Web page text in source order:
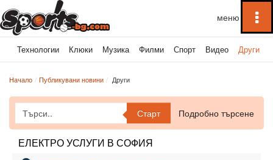
Технологии Клюки Музика Филми Спорт Видео Други
Начало Публикувани новини Други
Старт Подробно търсене
ЕЛЕКТРО УСЛУГИ В СОФИЯ